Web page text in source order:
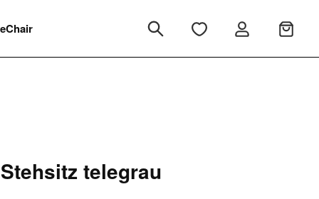
telegrau